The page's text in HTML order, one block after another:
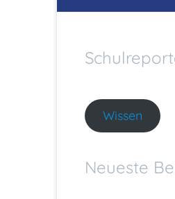
Wissen
Neueste